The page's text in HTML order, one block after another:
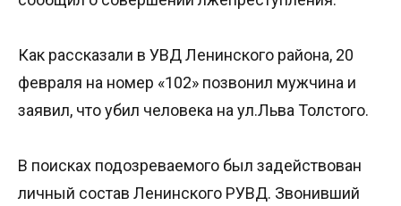
Как рассказали в УВД Ленинского района, 20
февраля на номер «102» позвонил мужчина и
заявил, что убил человека на ул.Льва Толстого.
В поисках подозреваемого был задействован
личный состав Ленинского РУВД. Звонивший